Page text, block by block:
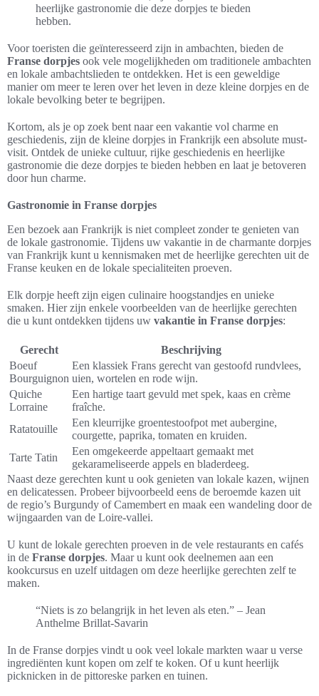
heerlijke gastronomie die deze dorpjes te bieden
hebben.
Voor toeristen die geïnteresseerd zijn in ambachten, bieden de
Franse dorpjes ook vele mogelijkheden om traditionele ambachten
en lokale ambachtslieden te ontdekken. Het is een geweldige
manier om meer te leren over het leven in deze kleine dorpjes en de
lokale bevolking beter te begrijpen.
Kortom, als je op zoek bent naar een vakantie vol charme en
geschiedenis, zijn de kleine dorpjes in Frankrijk een absolute must-
visit. Ontdek de unieke cultuur, rijke geschiedenis en heerlijke
gastronomie die deze dorpjes te bieden hebben en laat je betoveren
door hun charme.
Gastronomie in Franse dorpjes
Een bezoek aan Frankrijk is niet compleet zonder te genieten van
de lokale gastronomie. Tijdens uw vakantie in de charmante dorpjes
van Frankrijk kunt u kennismaken met de heerlijke gerechten uit de
Franse keuken en de lokale specialiteiten proeven.
Elk dorpje heeft zijn eigen culinaire hoogstandjes en unieke
smaken. Hier zijn enkele voorbeelden van de heerlijke gerechten
die u kunt ontdekken tijdens uw vakantie in Franse dorpjes:
Gerecht
Beschrijving
Boeuf
Bourguignon
Een klassiek Frans gerecht van gestoofd rundvlees,
uien, wortelen en rode wijn.
Quiche
Lorraine
Een hartige taart gevuld met spek, kaas en crème
fraîche.
Ratatouille
Een kleurrijke groentestoofpot met aubergine,
courgette, paprika, tomaten en kruiden.
Tarte Tatin
Een omgekeerde appeltaart gemaakt met
gekarameliseerde appels en bladerdeeg.
Naast deze gerechten kunt u ook genieten van lokale kazen, wijnen
en delicatessen. Probeer bijvoorbeeld eens de beroemde kazen uit
de regio’s Burgundy of Camembert en maak een wandeling door de
wijngaarden van de Loire-vallei.
U kunt de lokale gerechten proeven in de vele restaurants en cafés
in de Franse dorpjes. Maar u kunt ook deelnemen aan een
kookcursus en uzelf uitdagen om deze heerlijke gerechten zelf te
maken.
“Niets is zo belangrijk in het leven als eten.” – Jean
Anthelme Brillat-Savarin
In de Franse dorpjes vindt u ook veel lokale markten waar u verse
ingrediënten kunt kopen om zelf te koken. Of u kunt heerlijk
picknicken in de pittoreske parken en tuinen.